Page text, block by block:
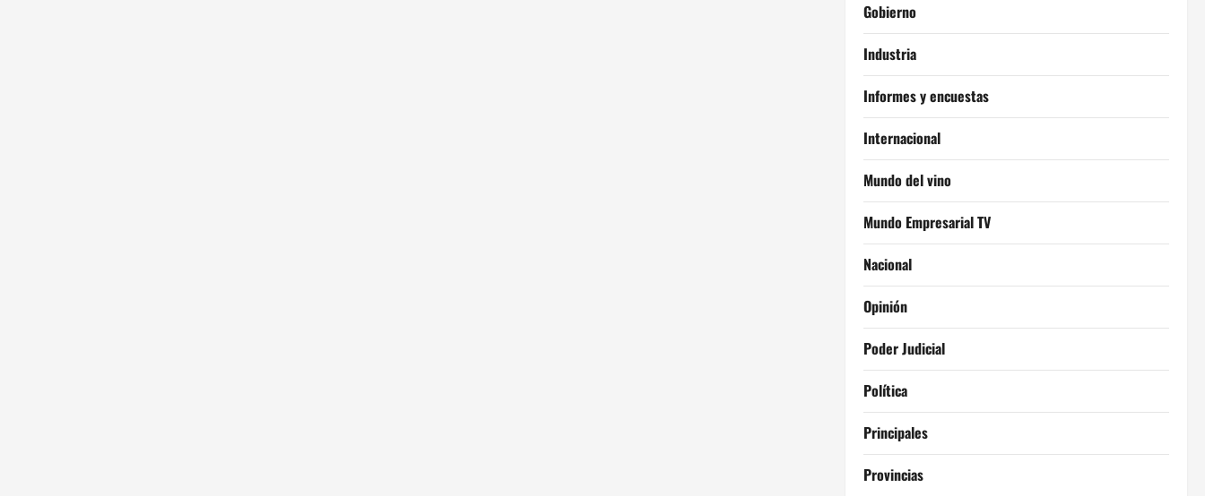
Gobierno
Industria
Informes y encuestas
Internacional
Mundo del vino
Mundo Empresarial TV
Nacional
Opinión
Poder Judicial
Política
Principales
Provincias